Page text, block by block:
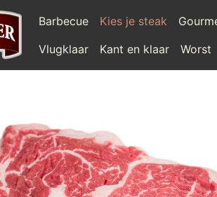
Barbecue Kies je steak
Vlugklaar
Kant en klaar Worst